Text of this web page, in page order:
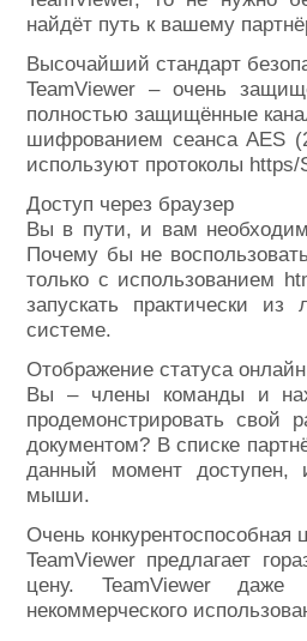
найдёт путь к вашему
Высочайший стандарт
TeamViewer – очень
полностью защищённые
шифрованием сеанса AES
используют протоколы https/
Доступ через браузер
Вы в пути, и вам
Почему бы не
только с использованием
запускать практически
системе.
Отображение статуса онлайн
Вы – члены команды и
продемонстрировать свой
документом? В списке
данный момент
мыши.
Очень
TeamViewer предлагает
цену. TeamViewer даже
некоммерческого